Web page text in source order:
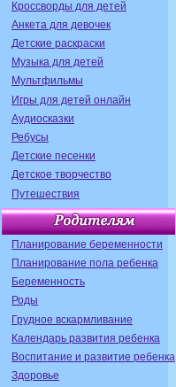
Кроссворды для детей
Анкета для девочек
Детские раскраски
Музыка для детей
Мультфильмы
Игры для детей онлайн
Аудиосказки
Ребусы
Детские песенки
Детское творчество
Путешествия
Планирование беременности
Планирование пола ребенка
Беременность
Роды
Грудное вскармливание
Календарь развития ребенка
Воспитание и развитие ребенка
Здоровье